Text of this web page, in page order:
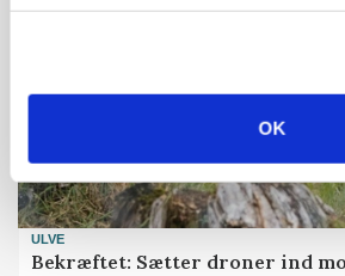
OK
ULVE
Bekræftet: Sætter droner ind